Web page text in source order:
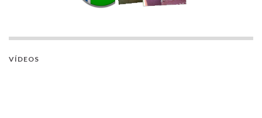
VÍDEOS